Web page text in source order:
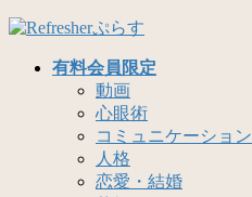
コ
ナ
有料会員限定
動画
心眼術
コミュニケーション
人格
恋愛・結婚